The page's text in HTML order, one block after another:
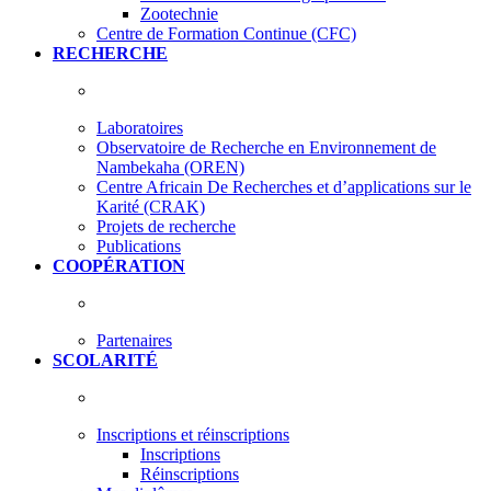
Zootechnie
Centre de Formation Continue (CFC)
RECHERCHE
Laboratoires
Observatoire de Recherche en Environnement de
Nambekaha (OREN)
Centre Africain De Recherches et d’applications sur le
Karité (CRAK)
Projets de recherche
Publications
COOPÉRATION
Partenaires
SCOLARITÉ
Inscriptions et réinscriptions
Inscriptions
Réinscriptions